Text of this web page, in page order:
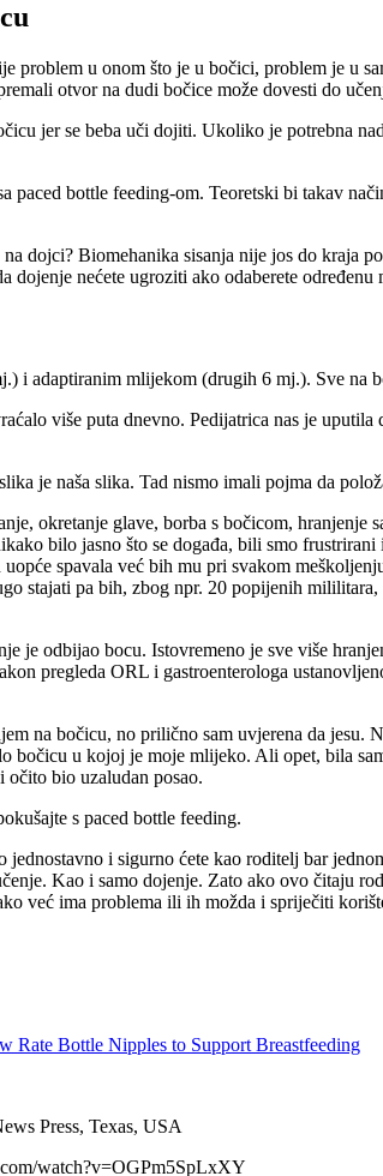
problem u onom što je u bočici, problem je u
otvor na dudi bočice može dovesti do
jer se beba uči dojiti. Ukoliko je potrebna
bottle feeding-om. Teoretski bi takav
dojci? Biomehanika sisanja nije jos do kraja
nećete ugroziti ako odaberete određenu
i adaptiranim mlijekom (drugih 6 mj.). Sve na
više puta dnevno. Pedijatrica nas je
je naša slika. Tad nismo imali pojma da
okretanje glave, borba s bočicom,
bilo jasno što se događa, bili smo
spavala već bih mu pri svakom
stajati pa bih, zbog npr. 20 popijenih
je odbijao bocu. Istovremeno je sve više
pregleda ORL i gastroenterologa
na bočicu, no prilično sam uvjerena da jesu.
bočicu u kojoj je moje mlijeko. Ali opet, bila
očito bio uzaludan posao.
s paced bottle feeding.
i sigurno ćete kao roditelj bar
Kao i samo dojenje. Zato ako ovo čitaju
već ima problema ili ih možda i spriječiti
Rate Bottle Nipples to Support Breastfeeding
Press, Texas, USA
watch?v=OGPm5SpLxXY